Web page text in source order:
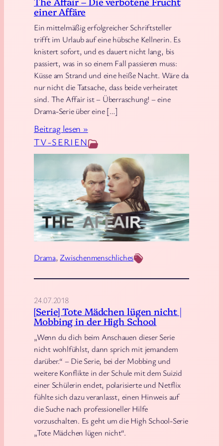
l
i
r
k
l
i
c
h
b
e
g
r
ü
n
d
e
t
s
TV-SERIEN
Drama, Zwischenmenschliches
einer Affäre
Ein mittelmäßig erfolgreicher Schriftsteller
trifft im Urlaub auf eine hübsche Kellnerin. Es
knistert sofort, und es dauert nicht lang, bis
passiert, was in so einem Fall passieren muss:
Küsse am Strand und eine heiße Nacht. Wäre da
nur nicht die Tatsache, dass beide verheiratet
sind. The Affair ist – Überraschung! – eine
Drama-Serie über eine […]
Beitrag lesen »:
T
h
e
A
f
f
a
i
–
D
v
e
r
b
o
t
e
n
e
F
24.07.2018
[Serie] Tote Mädchen lügen nicht |
Mobbing in der High School
„Wenn du dich beim Anschauen dieser Serie
nicht wohlfühlst, dann sprich mit jemandem
darüber.“ – Die Serie, bei der Mobbing und
weitere Konflikte in der Schule mit dem Suizid
einer Schülerin endet, polarisierte und Netflix
fühlte sich dazu veranlasst, einen Hinweis auf
die Suche nach professioneller Hilfe
vorzuschalten. Es geht um die High School-Serie
„Tote Mädchen lügen nicht“.